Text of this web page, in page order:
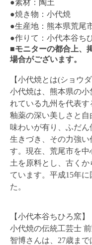
●素材：陶土
●焼き物：小代焼
●生産地：熊本県荒尾
●作りて：小代本谷ち
■モニターの都合上、
場合がございます。
【小代焼とは(ショウダ
小代焼は、熊本県の小
れている九州を代表す
釉薬の深い美しさと
味わいが有り、ふだ
生きづき、その力強い
す。現在、荒尾市を
土を原料とし、古く
ています。平成15年
た。
【小代本谷ちひろ窯】
小代焼の伝統工芸士
智博さんは、27歳ま